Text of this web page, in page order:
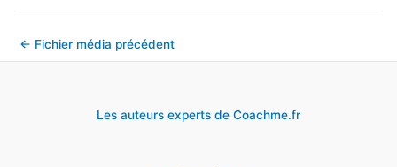
← Fichier média précédent
Les auteurs experts de Coachme.fr